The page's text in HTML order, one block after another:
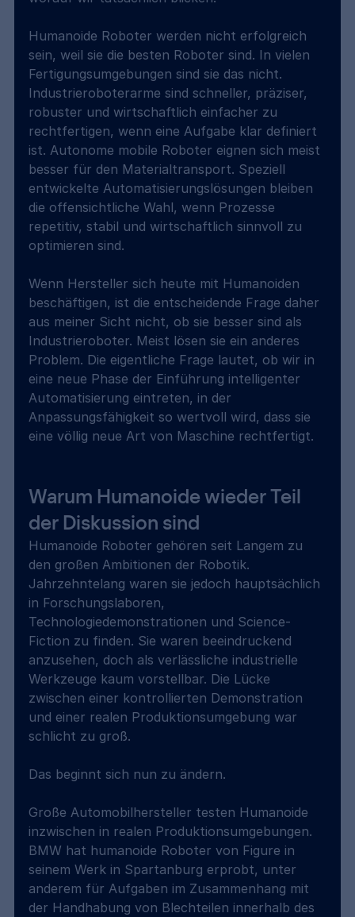
Humanoide Roboter werden nicht erfolgreich
sein, weil sie die besten Roboter sind. In vielen
Fertigungsumgebungen sind sie das nicht.
Industrieroboterarme sind schneller, präziser,
robuster und wirtschaftlich einfacher zu
rechtfertigen, wenn eine Aufgabe klar definiert
ist. Autonome mobile Roboter eignen sich meist
besser für den Materialtransport. Speziell
entwickelte Automatisierungslösungen bleiben
die offensichtliche Wahl, wenn Prozesse
repetitiv, stabil und wirtschaftlich sinnvoll zu
optimieren sind.
Wenn Hersteller sich heute mit Humanoiden
beschäftigen, ist die entscheidende Frage daher
aus meiner Sicht nicht, ob sie besser sind als
Industrieroboter. Meist lösen sie ein anderes
Problem. Die eigentliche Frage lautet, ob wir in
eine neue Phase der Einführung intelligenter
Automatisierung eintreten, in der
Anpassungsfähigkeit so wertvoll wird, dass sie
eine völlig neue Art von Maschine rechtfertigt.
Warum Humanoide wieder Teil
der Diskussion sind
Humanoide Roboter gehören seit Langem zu
den großen Ambitionen der Robotik.
Jahrzehntelang waren sie jedoch hauptsächlich
in Forschungslaboren,
Technologiedemonstrationen und Science-
Fiction zu finden. Sie waren beeindruckend
anzusehen, doch als verlässliche industrielle
Werkzeuge kaum vorstellbar. Die Lücke
zwischen einer kontrollierten Demonstration
und einer realen Produktionsumgebung war
schlicht zu groß.
Das beginnt sich nun zu ändern.
Große Automobilhersteller testen Humanoide
inzwischen in realen Produktionsumgebungen.
BMW hat humanoide Roboter von Figure in
seinem Werk in Spartanburg erprobt, unter
anderem für Aufgaben im Zusammenhang mit
der Handhabung von Blechteilen innerhalb des